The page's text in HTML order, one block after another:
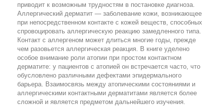
приводит к возможным трудностям в постановке диагноза.
Аллергический дерматит — заболевание кожи, возникающее
при непосредственном контакте с кожей веществ, способных
спровоцировать аллергическую реакцию замедленного типа.
Контакт с аллергеном может длиться многие годы, прежде
чем разовьется аллергическая реакция. В книге уделено
особое внимание роли атопии при простом контактном
дерматите: у пациентов с атопией он встречается часто, что
обусловлено различными дефектами эпидермального
барьера. Взаимосвязь между атопическими состояниями и
аллергическими контактными дерматитами является более
сложной и является предметом дальнейшего изучения.